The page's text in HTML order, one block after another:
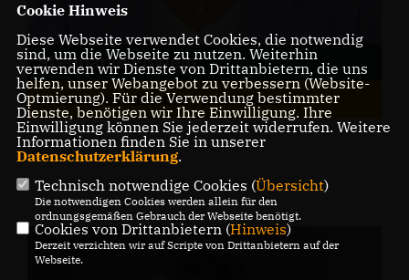
Stephanie Eßwein
Kreistagskandidat/in | Listenplatz 3
Cookie Hinweis
Diese Webseite verwendet Cookies, die notwendig
sind, um die Webseite zu nutzen. Weiterhin
verwenden wir Dienste von Drittanbietern, die uns
helfen, unser Webangebot zu verbessern (Website-
Optmierung). Für die Verwendung bestimmter
Dienste, benötigen wir Ihre Einwilligung. Ihre
Einwilligung können Sie jederzeit widerrufen. Weitere
Informationen finden Sie in unserer
Datenschutzerklärung.
Technisch notwendige Cookies (Übersicht)
Die notwendigen Cookies werden allein für den
ordnungsgemäßen Gebrauch der Webseite benötigt.
Cookies von Drittanbietern (Hinweis)
Derzeit verzichten wir auf Scripte von Drittanbietern auf der
Webseite.